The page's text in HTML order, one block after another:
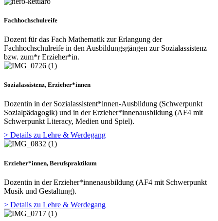
Fachhochschulreife
Dozent für das Fach Mathematik zur Erlangung der
Fachhochschulreife in den Ausbildungsgängen zur Sozialassistenz
bzw. zum*r Erzieher*in.
Sozialassistenz, Erzieher*innen
Dozentin in der Sozialassistent*innen-Ausbildung (Schwerpunkt
Sozialpädagogik) und in der Erzieher*innenausbildung (AF4 mit
Schwerpunkt Literacy, Medien und Spiel).
> Details zu Lehre & Werdegang
Erzieher*innen, Berufspraktikum
Dozentin in der Erzieher*innenausbildung (AF4 mit Schwerpunkt
Musik und Gestaltung).
> Details zu Lehre & Werdegang